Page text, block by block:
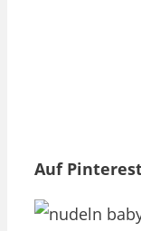
Auf